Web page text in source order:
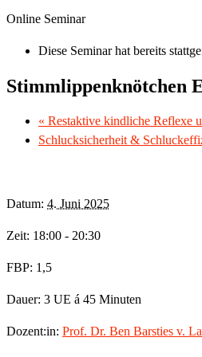
Online Seminar
Diese Seminar hat bereits
Stimmlippenknötchen
« Restaktive kindliche Reflexe
Schlucksicherheit &
Datum: 4. Juni 2025
Zeit: 18:00 - 20:30
FBP: 1,5
Dauer: 3 UE á 45 Minuten
Dozent:in: Prof. Dr. Ben Barsties v.